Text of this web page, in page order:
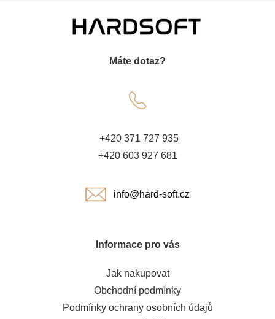
Máte dotaz?
+420 371 727 935
+420 603 927 681
info@hard-soft.cz
Informace pro vás
Jak nakupovat
Obchodní podmínky
Podmínky ochrany osobních údajů